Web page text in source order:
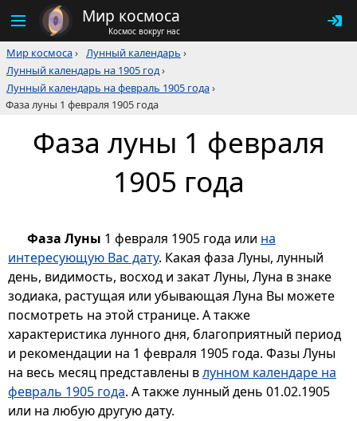
Мир космоса
Космос вокруг нас
Мир космоса› Лунный календарь ›
Лунный календарь на 1905 год›
Лунный календарь на февраль 1905 года›
Фаза луны 1 февраля 1905 года
Фаза луны 1 февраля
1905 года
Фаза Луны 1 февраля 1905 года или на
интересующую Вас дату. Какая фаза Луны, лунный
день, видимость, восход и закат Луны, Луна в знаке
зодиака, растущая или убывающая Луна Вы можете
посмотреть на этой странице. А также
характеристика лунного дня, благоприятный период
и рекомендации на 1 февраля 1905 года. Фазы Луны
на весь месяц представлены влунном календаре на
февраль 1905 года. А также лунный день 01.02.1905
или на любую другую дату.